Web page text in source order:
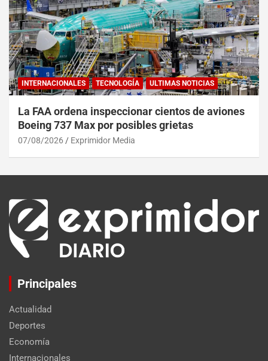
INTERNACIONALES TECNOLOGÍA ULTIMAS NOTICIAS
La FAA ordena inspeccionar cientos de aviones
Boeing 737 Max por posibles grietas
07/08/2026 Exprimidor Media
Principales
Actualidad
Deportes
Economía
Internacionales